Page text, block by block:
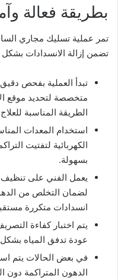
بطريقة فعالة
تمر عملية تسليك مجاري
تضمن إزالة الانسدادات
تبدأ العملية بفحص
متخصصة لتحديد موقع
الطريقة المناسبة
استخدام المعدات
الكهربائية لتفتيت
بسهولة.
يعمل الفني على تنظيف
لضمان التخلص من
انسدادات متكررة
يتم اختبار كفاءة
عودة تدفق المياه
في بعض الحالات يتم
الدهون المتراكمة دون